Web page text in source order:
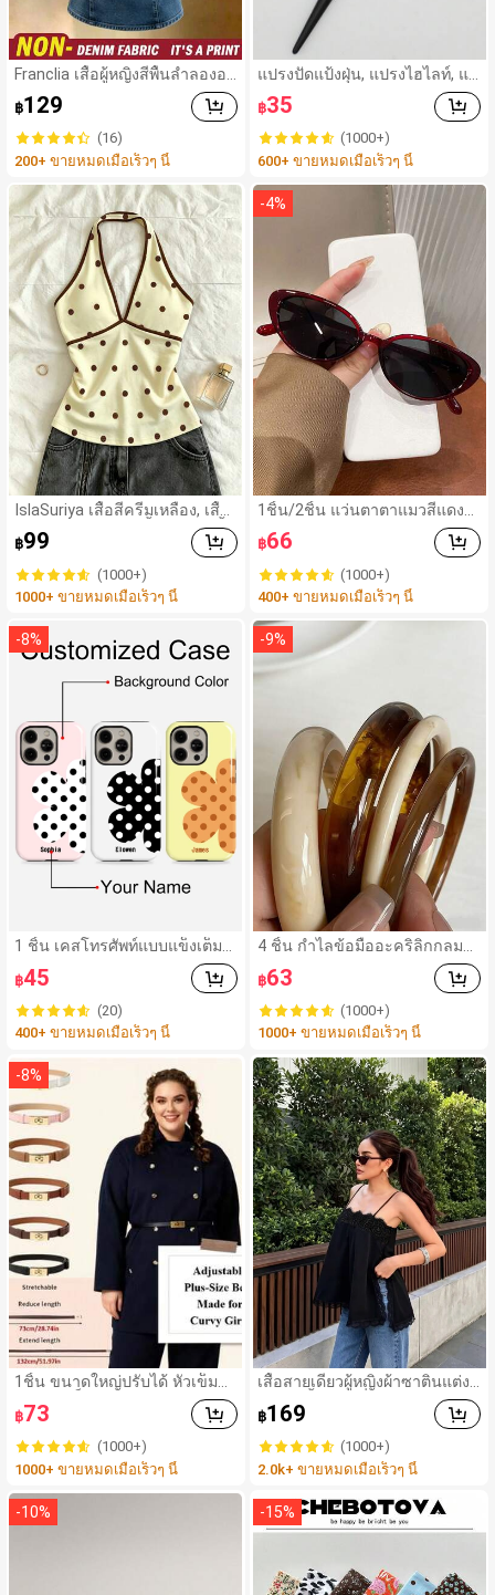
Franclia เสื้อผู้หญิงสีพื้นลำลองอเ
นกประสงค์สำหรับใส่ประจำวัน
฿129
(16)
200+ ขายหมดเมื่อเร็วๆ นี้
IslaSuriya เสื้อสีครีมเหลือง, เสื้อ
ลายจุด, ชุดผู้หญิง, เสื้อผู้หญิง, เสื้อ
กล้ามลำลอง, กำลังเป็นที่นิยม, เสื้
อแฟชั่น, เสื้อ Y2k, เสื้อผ้า Y2k, เสื้
อหรูหรา, เสื้อคล้องคอ, เสื้อเซ็กซี
่, เสื้อเปิดหลัง,
฿99
(1000+)
1000+ ขายหมดเมื่อเร็วๆ นี้
-8%
1 ชิ้น เคสโทรศัพท์แบบแข็งเต็มตั
ว ฟิล์มเงา 2-In-1 ลายดอกไม้สีสั
นสดใส ปรับแต่งชื่อสีส่วนตัว ฝาค
รอบป้องกัน เข้ากันได้กับ iPhone
11/12/13/14/15/16 17 Pro Ma
x
฿45
(20)
400+ ขายหมดเมื่อเร็วๆ นี้
-8%
1ชิ้น ขนาดใหญ่ปรับได้ หัวเข็มขั
ดสีทอง เข็มขัดแบบสบาย ใช้ได้กั
บกางเกงยีนส์, เสื้อผ้าลำลอง, เสื้อ
แจ็คเก็ต, ชุดเดรส, เข็มขัดหนังสัม
ผัสแบบโบฮีเมียน สำหรับใส่ในชีวิ
ตประจำวัน ใช้ได้ในฤดูใบไม้ร่วง,
฿73
(1000+)
1000+ ขายหมดเมื่อเร็วๆ นี้
-10%
แปรงปัดแป้งฝุ่น, แปรงไฮไลท์, แป
รงเปลวไฟ, แปรงแต่งหน้าด้ามจับ
รูปทรงพิเศษ, แปรงรองพื้น, แปรง
คอนซีลเลอร์, แปรงปัดแก้ม, แปร
งคอนทัวร์, แปรงปัดแก้ม, แปรงบ
รอนเซอร์, แปรงปัดแป้ง, แปรงรอ
฿35
(1000+)
600+ ขายหมดเมื่อเร็วๆ นี้
-4%
1ชิ้น/2ชิ้น แว่นตาตาแมวสีแดงวิ
นเทจสำหรับสาวฮอต - ดีไซน์กร
อบมินิมอล เหมาะสำหรับชายหา
฿66
(1000+)
400+ ขายหมดเมื่อเร็วๆ นี้
-9%
4 ชิ้น กำไลข้อมืออะคริลิกกลมส
ไตล์วินเทจหรูหราสำหรับผู้หญิง,
ดีไซน์เรียบง่ายทันสมัย, เหมาะสำ
หรับสวมใส่ในชีวิตประจำวันและ
โอกาสต่างๆ, ของขวัญสำหรับเธ
อ
฿63
(1000+)
1000+ ขายหมดเมื่อเร็วๆ นี้
เสื้อสายเดี่ยวผู้หญิงผ้าซาตินแต่งลู
กไม้ - เสื้อสายเดี่ยวฤดูร้อนสีขากี
มีรอยผ่าด้านข้างที่น่าดึงดูด ลำล
องสีดำ สำหรับเธอ
฿169
(1000+)
2.0k+ ขายหมดเมื่อเร็วๆ นี้
-15%